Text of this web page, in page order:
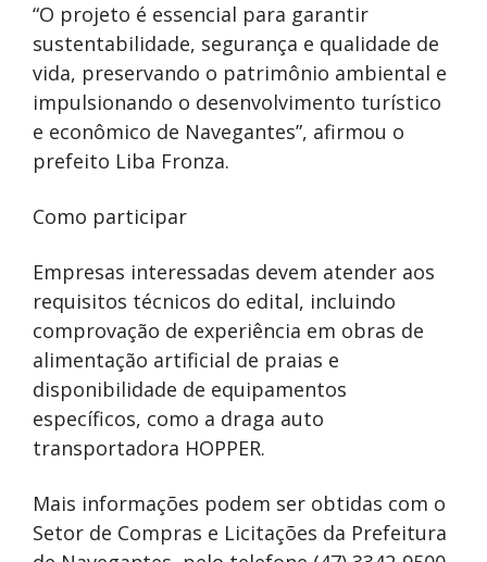
“O projeto é essencial para garantir
sustentabilidade, segurança e qualidade de
vida, preservando o patrimônio ambiental e
impulsionando o desenvolvimento turístico
e econômico de Navegantes”, afirmou o
prefeito Liba Fronza.
Como participar
Empresas interessadas devem atender aos
requisitos técnicos do edital, incluindo
comprovação de experiência em obras de
alimentação artificial de praias e
disponibilidade de equipamentos
específicos, como a draga auto
transportadora HOPPER.
Mais informações podem ser obtidas com o
Setor de Compras e Licitações da Prefeitura